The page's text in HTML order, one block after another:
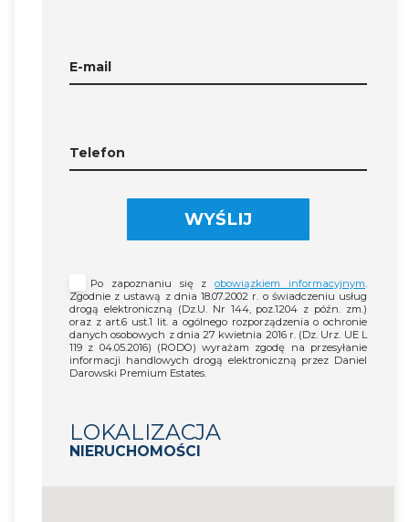
E-mail
Telefon
WYŚLIJ
Po zapoznaniu się zobowiązkiem informacyjnym
Zgodnie z ustawą z dnia 18.07.2002 r. o świadczeniu usług
drogą elektroniczną (Dz.U. Nr 144, poz.1204 z późn. zm.)
oraz z art.6 ust.1 lit. a ogólnego rozporządzenia o ochronie
danych osobowych z dnia 27 kwietnia 2016 r. (Dz. Urz. UE L
119 z 04.05.2016) (RODO) wyrażam zgodę na przesyłanie
informacji handlowych drogą elektroniczną przez Daniel
Darowski Premium Estates.
LOKALIZACJA
NIERUCHOMOŚCI